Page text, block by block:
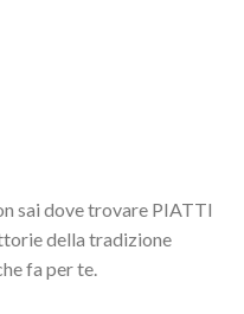
sai dove trovare PIATTI
della tradizione
fa per te.